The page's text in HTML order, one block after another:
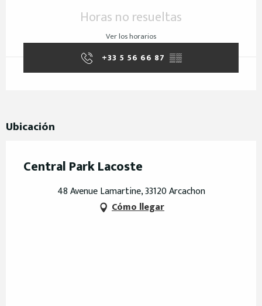
Horas no resueltas
Ver los horarios
+33 5 56 66 87 ▒▒
Ubicación
Central Park Lacoste
48 Avenue Lamartine, 33120 Arcachon
Cómo llegar